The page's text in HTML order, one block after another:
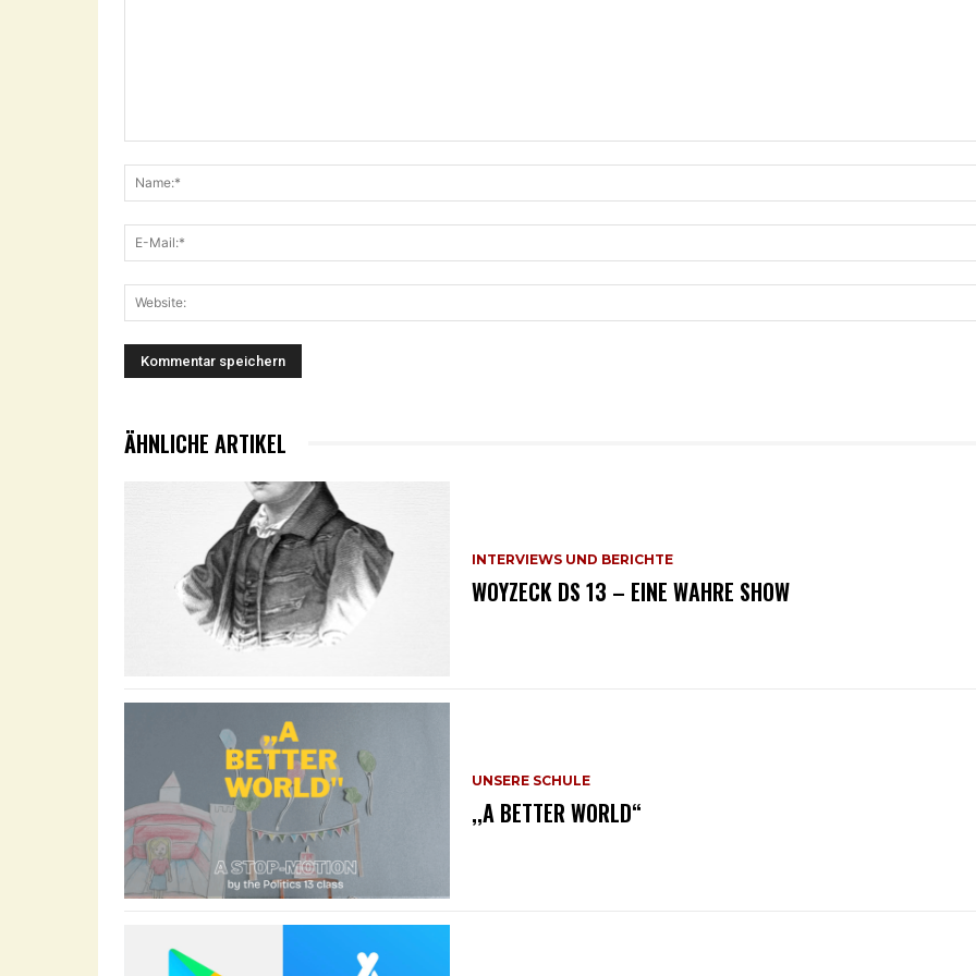
ÄHNLICHE ARTIKEL
INTERVIEWS UND BERICHTE
WOYZECK DS 13 – EINE WAHRE SHOW
UNSERE SCHULE
,,A BETTER WORLD“